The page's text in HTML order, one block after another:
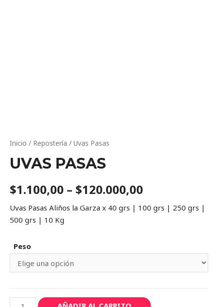
Inicio / Repostería / Uvas Pasas
UVAS PASAS
$1.100,00 – $120.000,00
Uvas Pasas Aliños la Garza x 40 grs | 100 grs | 250 grs |
500 grs | 10 Kg
Peso
Uvas